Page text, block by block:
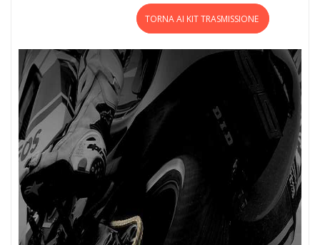
TORNA AI KIT TRASMISSIONE